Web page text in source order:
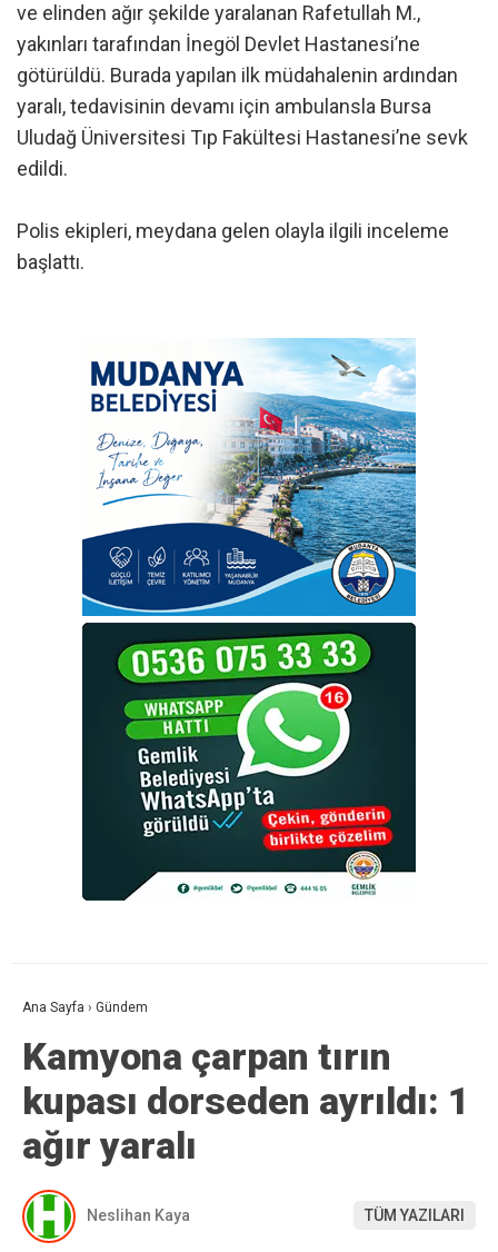
ve elinden ağır şekilde yaralanan Rafetullah M.,
yakınları tarafından İnegöl Devlet Hastanesi’ne
götürüldü. Burada yapılan ilk müdahalenin ardından
yaralı, tedavisinin devamı için ambulansla Bursa
Uludağ Üniversitesi Tıp Fakültesi Hastanesi’ne sevk
edildi.
Polis ekipleri, meydana gelen olayla ilgili inceleme
başlattı.
Ana Sayfa › Gündem
Kamyona çarpan tırın
kupası dorseden ayrıldı: 1
ağır yaralı
Neslihan Kaya TÜM YAZILARI